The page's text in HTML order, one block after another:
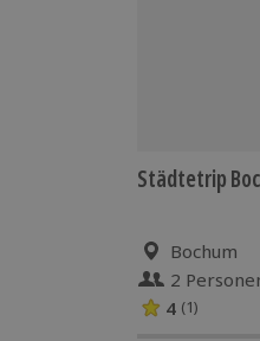
Städtetrip
Bochum
2
4 (1)